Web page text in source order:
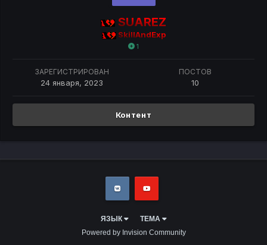
SUAREZ
SkillAndExp
1
ЗАРЕГИСТРИРОВАН
24 января, 2023
ПОСТОВ
10
Контент
ЯЗЫК
ТЕМА
Powered by Invision Community